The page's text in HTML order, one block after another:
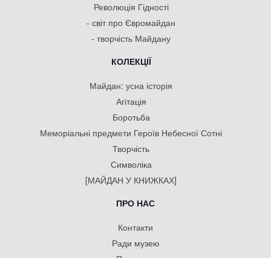
Революція Гідності
- світ про Євромайдан
- творчість Майдану
КОЛЕКЦІЇ
Майдан: усна історія
Агітація
Боротьба
Меморіальні предмети Героїв Небесної Сотні
Творчість
Символіка
[МАЙДАН У КНИЖКАХ]
ПРО НАС
Контакти
Ради музею